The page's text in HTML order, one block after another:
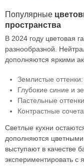
Популярные
пространства
В 2024 году цветовая
разнообразной.
дополняются яркими
Землистые
Глубокие синие и
Пастельные
Контрастные
Светлые кухни
дополняются
выступают в качестве
экспериментировать с